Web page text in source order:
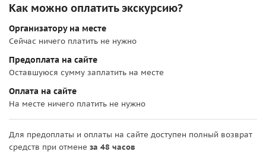
Как можно оплатить экскурсию?
Организатору на месте
Сейчас ничего платить не нужно
Предоплата на сайте
Оставшуюся сумму заплатить на месте
Оплата на сайте
На месте ничего платить не нужно
Для предоплаты и оплаты на сайте доступен полный возврат
средств при отмене за 48 часов